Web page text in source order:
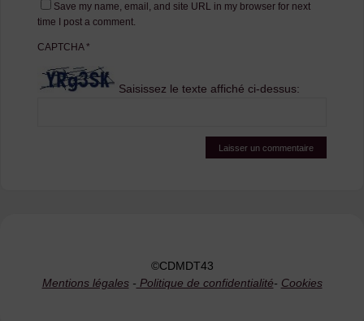
Save my name, email, and site URL in my browser for next
time I post a comment.
CAPTCHA*
Saisissez le texte affiché ci-dessus:
©CDMDT43
Mentions légales- Politique de confidentialité- Cookies